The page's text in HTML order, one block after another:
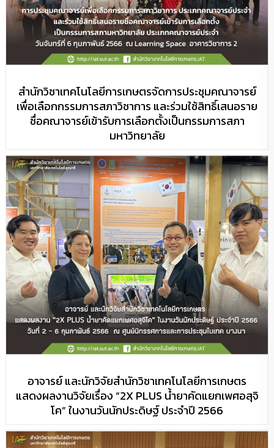
สำนักวิชาเทคโนโลยีการเกษตรจัดการประชุมคณาจารย์
เพื่อเลือกกรรมการสภาวิชาการ และร่วมใช้สิทธิ์เสนอราย
ชื่อคณาจารย์เข้ารับการเลือกตั้งเป็นกรรมการสภา
มหาวิทยาลัย
อาจารย์ และนักวิจัยสำนักวิชาเทคโนโลยีการเกษตร
แสดงผลงานวิจัยเรื่อง “2X PLUS น้ำยาคัดแยกเพศอสุจิ
โค” ในงานวันนักประดิษฐ์ ประจำปี 2566